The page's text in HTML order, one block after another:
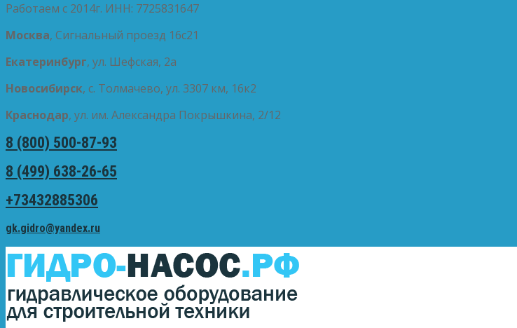
Работаем с 2014г. ИНН: 7725831647
Москва, Сигнальный проезд 16с21
Екатеринбург, ул. Шефская, 2а
Новосибирск, с. Толмачево, ул. 3307 км, 16к2
Краснодар, ул. им. Александра Покрышкина, 2/12
8 (800) 500-87-93
8 (499) 638-26-65
+73432885306
gk.gidro@yandex.ru